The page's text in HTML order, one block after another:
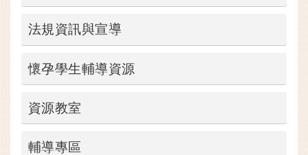
法規資訊與宣導
懷孕學生輔導資源
資源教室
輔導專區